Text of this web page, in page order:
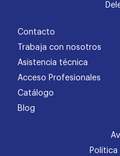
Contacto
Trabaja con nosotros
Asistencia técnica
Acceso Profesionales
Catálogo
Blog